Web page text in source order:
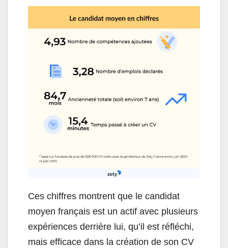
Ces chiffres montrent que le candidat
moyen français est un actif avec plusieurs
expériences derrière lui, qu’il est réfléchi,
mais efficace dans la création de son CV